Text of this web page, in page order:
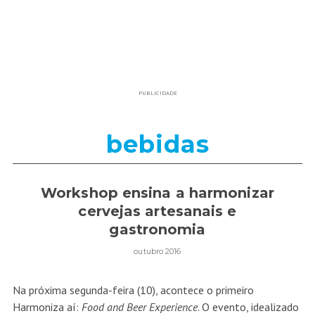
PUBLICIDADE
bebidas
Workshop ensina a harmonizar
cervejas artesanais e
gastronomia
outubro 2016
Na próxima segunda-feira (10), acontece o primeiro
Harmoniza aí: Food and Beer Experience. O evento, idealizado